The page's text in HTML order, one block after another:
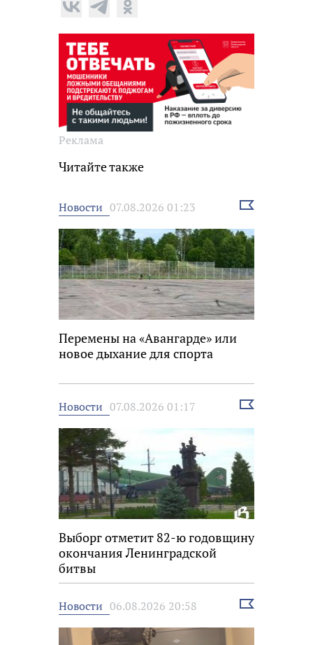
Реклама
Читайте также
Новости 07.08.2026 01:23
Выбрать
Перемены на «Авангарде» или
новое дыхание для спорта
Новости 07.08.2026 01:17
Выбрать
Выборг отметит 82-ю годовщину
окончания Ленинградской
битвы
Новости 06.08.2026 20:58
Выбрать